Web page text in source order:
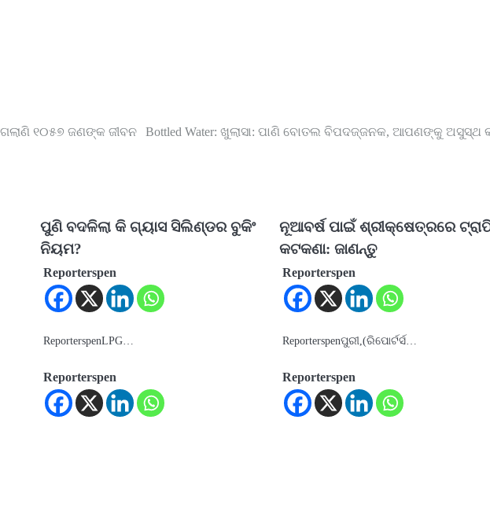
ଗଲାଣି ୧୦୫୭ ଜଣଙ୍କ ଜୀବନ Bottled Water: ଖୁଲାସା: ପାଣି ବୋତଲ ବିପଦଜ୍ଜନକ, ଆପଣଙ୍କୁ ଅସୁସ୍ଥ
ପୁଣି ବଦଳିଲା କି ଗ୍ୟାସ ସିଲିଣ୍ଡର ବୁକିଂ
ନିୟମ?
Reporterspen
ReporterspenLPG…
Reporterspen
ନୂଆବର୍ଷ ପାଇଁ ଶ୍ରୀକ୍ଷେତ୍ରରେ
କଟକଣା: ଜାଣନ୍ତୁ
Reporterspen
Reporterspenପୁରୀ,(ରିପୋର୍ଟର୍ସ…
Reporterspen